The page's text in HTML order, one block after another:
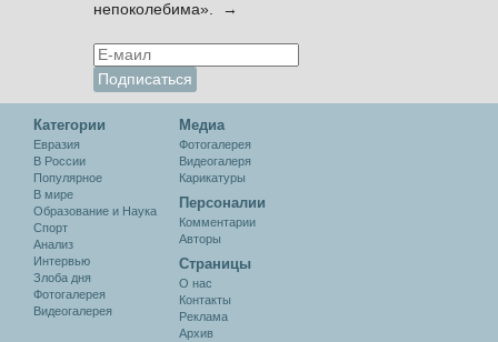
непоколебима». →
Категории
Евразия
В России
Популярное
В мире
Образование и Наука
Спорт
Анализ
Интервью
Злоба дня
Фотогалерея
Видеогалерея
Медиа
Фотогалерея
Видеогалеря
Карикатуры
Персоналии
Комментарии
Авторы
Cтраницы
О нас
Контакты
Реклама
Архив